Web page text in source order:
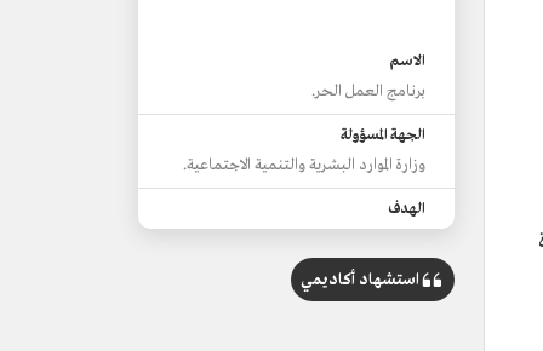
الاسم
برنامج العمل الحر.
الجهة المسؤولة
وزارة الموارد البشرية والتنمية الاجتماعية.
الهدف
مزايا الوثيقة
استشهاد أكاديمي